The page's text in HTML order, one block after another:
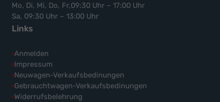
Mo, Di, Mi, Do, Fr,09:30 Uhr – 17:00 Uhr
Sa, 09:30 Uhr – 13:00 Uhr
Links
Anmelden
Impressum
Neuwagen-Verkaufsbedinungen
Gebrauchtwagen-Verkaufsbedinungen
Widerrufsbelehrung